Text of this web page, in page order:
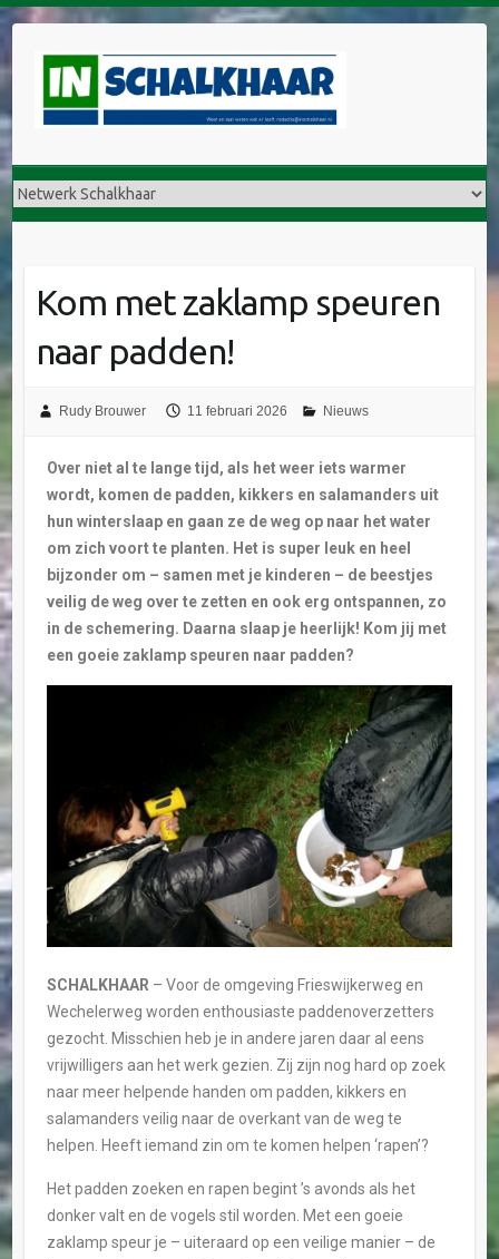
Kom met zaklamp speuren
naar padden!
Rudy Brouwer 11 februari 2026 Nieuws
Over niet al te lange tijd, als het weer iets warmer
wordt, komen de padden, kikkers en salamanders uit
hun winterslaap en gaan ze de weg op naar het water
om zich voort te planten. Het is super leuk en heel
bijzonder om – samen met je kinderen – de beestjes
veilig de weg over te zetten en ook erg ontspannen, zo
in de schemering. Daarna slaap je heerlijk! Kom jij met
een goeie zaklamp speuren naar padden?
SCHALKHAAR – Voor de omgeving Frieswijkerweg en
Wechelerweg worden enthousiaste paddenoverzetters
gezocht. Misschien heb je in andere jaren daar al eens
vrijwilligers aan het werk gezien. Zij zijn nog hard op zoek
naar meer helpende handen om padden, kikkers en
salamanders veilig naar de overkant van de weg te
helpen. Heeft iemand zin om te komen helpen ‘rapen’?
Het padden zoeken en rapen begint ’s avonds als het
donker valt en de vogels stil worden. Met een goeie
zaklamp speur je – uiteraard op een veilige manier – de